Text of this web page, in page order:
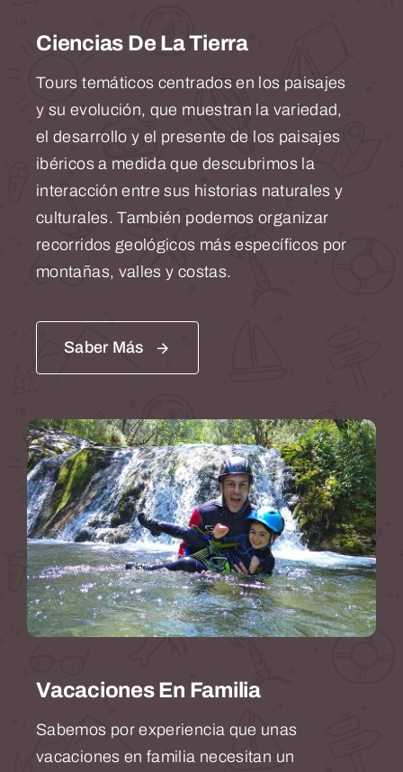
Ciencias De La Tierra
Tours temáticos centrados en los paisajes
y su evolución, que muestran la variedad,
el desarrollo y el presente de los paisajes
ibéricos a medida que descubrimos la
interacción entre sus historias naturales y
culturales. También podemos organizar
recorridos geológicos más específicos por
montañas, valles y costas.
Saber Más
Vacaciones En Familia
Sabemos por experiencia que unas
vacaciones en familia necesitan un